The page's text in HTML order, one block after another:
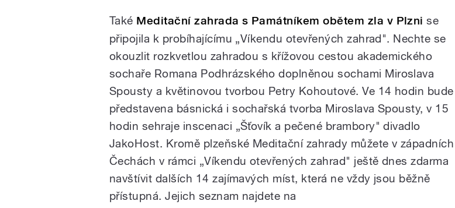
Také Meditační zahrada s Památníkem obětem zla v Plzni se
připojila k probíhajícímu „Víkendu otevřených zahrad". Nechte se
okouzlit rozkvetlou zahradou s křížovou cestou akademického
sochaře Romana Podhrázského doplněnou sochami Miroslava
Spousty a květinovou tvorbou Petry Kohoutové. Ve 14 hodin bude
představena básnická i sochařská tvorba Miroslava Spousty, v 15
hodin sehraje inscenaci „Šťovík a pečené brambory" divadlo
JakoHost. Kromě plzeňské Meditační zahrady můžete v západních
Čechách v rámci „Víkendu otevřených zahrad" ještě dnes zdarma
navštívit dalších 14 zajímavých míst, která ne vždy jsou běžně
přístupná. Jejich seznam najdete na